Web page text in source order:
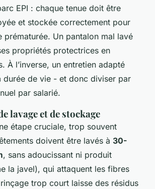
EPI : chaque tenue doit être
et stockée correctement pour
prématurée. Un pantalon mal lavé
propriétés protectrices en
À l’inverse, un entretien adapté
durée de vie - et donc diviser par
par salarié.
lavage et de stockage
étape cruciale, trop souvent
doivent être lavés à 30-
, sans adoucissant ni produit
la javel), qui attaquent les fibres
trop court laisse des résidus